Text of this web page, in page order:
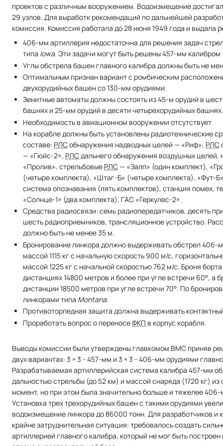
проектов с различным вооружением. Водоизмещение
29 узлов. Для выработк рекомендаций по дальнейшей
комиссия. Комиссия работала до 28 июня 1949 года и выдала
406-мм артиллерия недостаточна для решения задач
типа Iowa. Эти задачи могут быть решены 457-мм калибром
Углы обстрела башен главного калибра должны быть не
Оптимальным признан вариант с ромбическим
двухорудийных башен со 130-мм орудиями.
Зенитные автоматы должны состоять из 45-м орудий в
башнях и 25-мм орудий в десяти четырехорудийных
Необходимость в авиационном вооружении отсутствует
На корабле должны быть установлены радиотехнические
составе: РЛСобнаружения надводных целей — «Риф», РЛС
— «Гюйс-2», РЛСдальнего обнаружения воздушных
«Пролив», стрельбовые РЛС— «Залп» (один комплект),
(четыре комплекта), «Штаг-Б» (четыре комплекта), «Фут-
система опознавания (пять комплектов), станция помех,
«Солнце-1» (два комплекта), ГАС «Геркулес-2».
Средства радиосвязи: семь радиопередатчиков, десять
шесть радиоприемников, трансляционное устройство.
должно быть не менее 35 м.
Бронирование линкора должно выдерживать обстрел
массой 1115 кг с начальную скорость 900 м/с,
массой 1225 кг с начальной скоростью 762 м/с. Броня
дистанциях 14800 метров и более при угле встречи 60°, а
дистанции 18500 метров при угле встречи 70°. По
линкорами типа Montana.
Противоторпедная защита должна выдерживать
Проработать вопрос о переносеФКП в корпус корабля.
Выводы комиссии были утверждены главкомом ВМС приняв
двух вариантах: 3 × 3 - 457-мм и 3 × 3 - 406-мм орудиями
Разрабатываемая артиллерийская система калибра 457-мм
дальностью стрельбы (до 52 км) и массой снаряда (1720 кг)
момент, но при этом была значительно больше и тяжелее
Установка трех трехорудийных башен с такими орудиями
водоизмещение линкора до 86000 тонн. Для разработчиков
крайне затруднительная ситуация: требовалось создать
артиллерией главного калибра, который не мог быть